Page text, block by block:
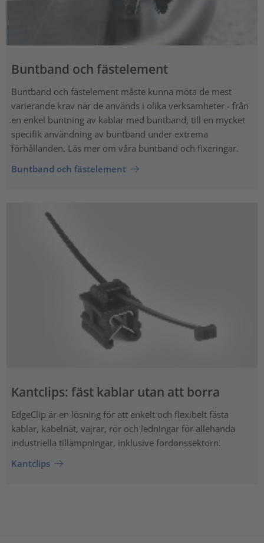
Buntband och fästelement
Buntband och fästelement måste kunna möta de mest
varierande krav när de används i olika verksamheter - från
en enkel buntning av kablar med buntband, till en mycket
specifik användning av buntband under extrema
förhållanden. Läs mer om våra buntband och fixeringar.
Buntband och fästelement
Kantclips: fäst kablar utan att borra
EdgeClip är en lösning för att enkelt och flexibelt fästa
kablar, kabelnät, vajrar, rör och ledningar för allehanda
industriella tillämpningar, inklusive fordonssektorn.
Kantclips